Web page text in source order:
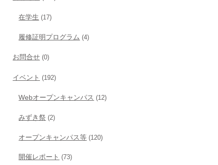
在学生 (17)
履修証明プログラム (4)
お問合せ (0)
イベント (192)
Webオープンキャンパス (12)
みずき祭 (2)
オープンキャンパス等 (120)
開催レポート (73)